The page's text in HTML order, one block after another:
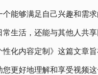
能够满足自己兴趣和需
生活，还能与其他人共
化内容定制》这篇文
更好地理解和享受视频这